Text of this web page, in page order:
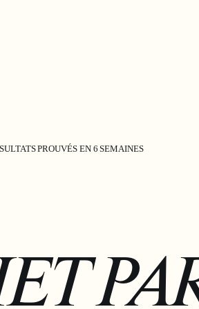
PROUVÉS EN 6 SEMAINES